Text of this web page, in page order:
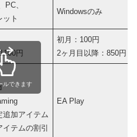
PC、
ット
Windowsのみ
円
初月：100円
2ヶ月目以降：850円
追加アイテム
テムの割引
EA Play
ルできます